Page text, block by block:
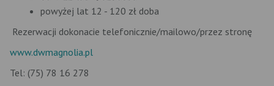
powyżej lat 12 - 120 zł doba
Rezerwacji dokonacie telefonicznie/mailowo/przez stronę
www.dwmagnolia.pl
Tel: (75) 78 16 278